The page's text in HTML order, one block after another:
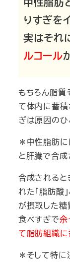
りすぎを
実はそれ
ルコール
もちろん脂質
て体内に蓄積
ぎは原因のひ
＊中性脂肪
と肝臓で合成
合成される
れた「脂肪酸
が摂取した糖
食べすぎで余
て脂肪組織
＊そして特に